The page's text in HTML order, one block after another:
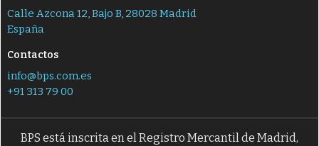
Calle Azcona 12, Bajo B, 28028 Madrid
España
Contactos
info@bps.com.es
+91 313 79 00
BPS está inscrita en el Registro Mercantil de Madrid,